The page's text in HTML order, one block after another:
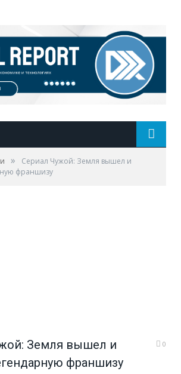
»
Сериал Чужой: Земля вышел и
франшизу
Земля вышел и
франшизу
0